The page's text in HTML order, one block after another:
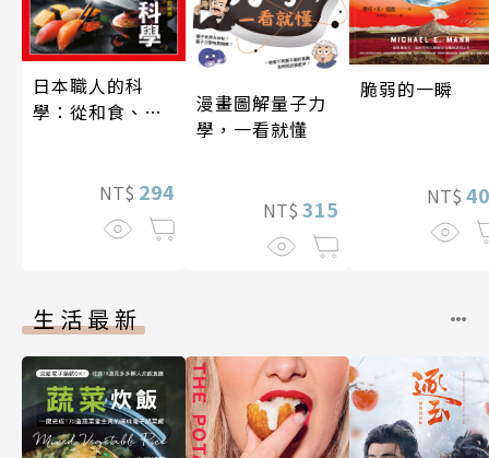
日本職人的科
學：從和食、清
技藝的祕密 人人
伽利略45
NT$ 294
漫畫圖解量子力
學，一看就懂
NT$ 315
脆弱的一瞬
NT$
生活最新